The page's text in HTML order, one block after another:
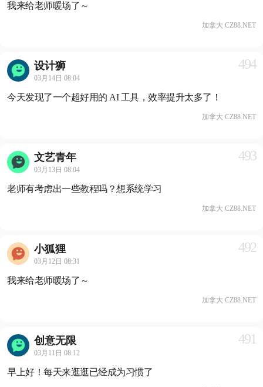
我来给老师暖场了～
加拿大 CZ88.NET
设计狮
03月14日 08:04
494
今天发现了一个超好用的 AI 工具，效率提升太多了！
加拿大 CZ88.NET
文艺青年
03月13日 08:04
493
老师有考虑出一些教程吗？想系统学习
加拿大 CZ88.NET
小狐狸
03月12日 08:31
492
我来给老师暖场了～
加拿大 CZ88.NET
创意无限
03月11日 08:12
491
早上好！每天来逛逛已经成为习惯了